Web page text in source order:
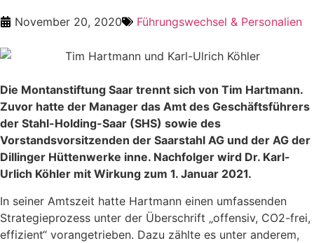
November 20, 2020 Führungswechsel & Personalien
Die Montanstiftung Saar trennt sich von Tim Hartmann.
Zuvor hatte der Manager das Amt des Geschäftsführers
der Stahl-Holding-Saar (SHS) sowie des
Vorstandsvorsitzenden der Saarstahl AG und der AG der
Dillinger Hüttenwerke inne. Nachfolger wird Dr. Karl-
Urlich Köhler mit Wirkung zum 1. Januar 2021.
In seiner Amtszeit hatte Hartmann einen umfassenden
Strategieprozess unter der Überschrift „offensiv, CO2-frei,
effizient“ vorangetrieben. Dazu zählte es unter anderem,